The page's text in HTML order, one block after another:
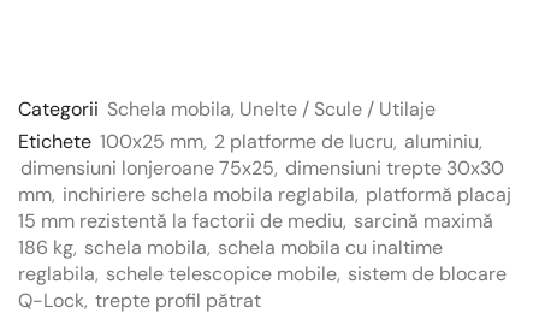
Categorii Schela mobila, Unelte / Scule / Utilaje
Etichete 100x25 mm, 2 platforme de lucru, aluminiu,
dimensiuni lonjeroane 75x25, dimensiuni trepte 30x30
mm, inchiriere schela mobila reglabila, platformă placaj
15 mm rezistentă la factorii de mediu, sarcină maximă
186 kg, schela mobila, schela mobila cu inaltime
reglabila, schele telescopice mobile, sistem de blocare
Q-Lock, trepte profil pătrat